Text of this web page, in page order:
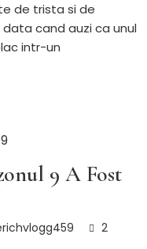
de trista si de
cand auzi ca unul
intr-un
9 A Fost
2